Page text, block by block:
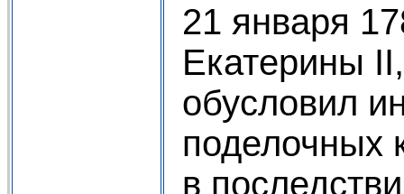
21 января
Екатерины
обусловил
поделочных
в